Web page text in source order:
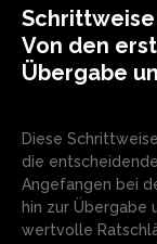
Von den
Übergabe
Diese
die
Angefangen bei
hin zur Übergabe
wertvolle